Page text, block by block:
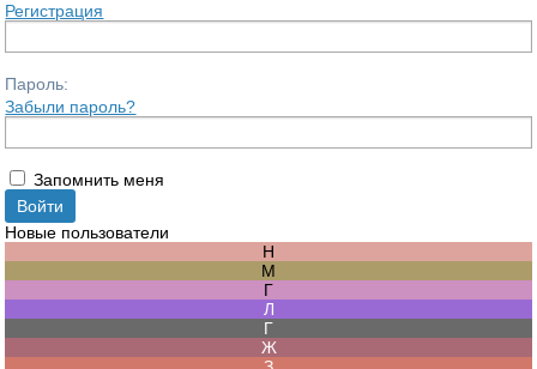
Регистрация
Пароль:
Забыли пароль?
Запомнить меня
Новые пользователи